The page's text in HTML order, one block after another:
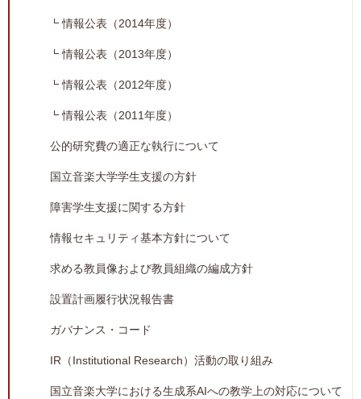
情報公表（2014年度）
情報公表（2013年度）
情報公表（2012年度）
情報公表（2011年度）
公的研究費の適正な執行について
国立音楽大学学生支援の方針
障害学生支援に関する方針
情報セキュリティ基本方針について
求める教員像および教員組織の編成方針
設置計画履行状況報告書
ガバナンス・コード
IR（Institutional Research）活動の取り組み
国立音楽大学における生成系AIへの教学上の対応について